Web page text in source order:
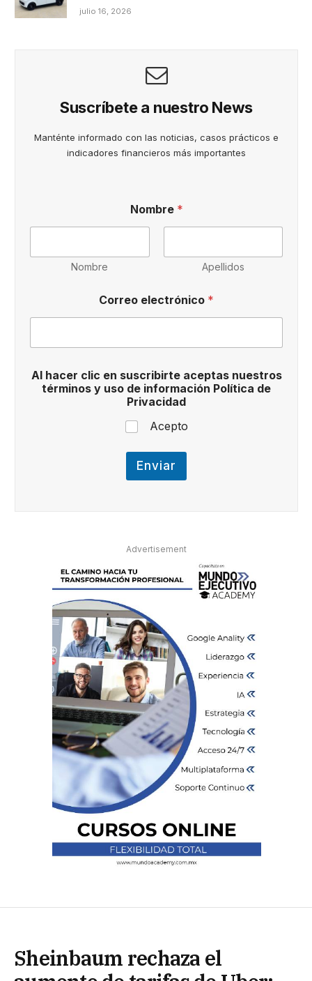
julio 16, 2026
Suscríbete a nuestro News
Manténte informado con las noticias, casos prácticos e
indicadores financieros más importantes
u
*
n
e
t
r
o
Nombre *
Nombre Apellidos
Correo electrónico *
Al hacer clic en suscribirte aceptas nuestros
términos y uso de información Política de
Privacidad
Acepto
Enviar
Advertisement
Sheinbaum rechaza el